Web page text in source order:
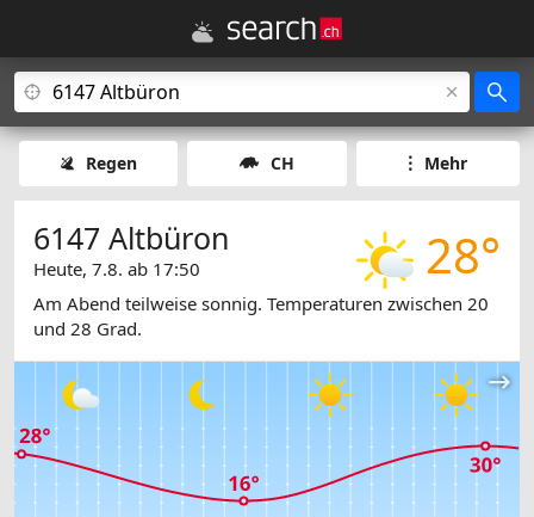
Regen CH Mehr
28°
6147 Altbüron
Heute, 7.8. ab 17:50
Am Abend teilweise sonnig. Temperaturen zwischen 20
und 28 Grad.